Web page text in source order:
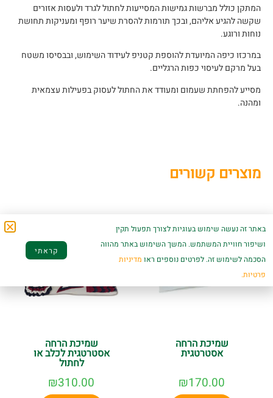
המתקן כולל מברשות גמישות המסייעות לחתול לגרד ולעסות אזורים
שקשה להגיע אליהם, ובכך תורמות להסרת שיער רופף ומעניקות תחושת
נוחות ורוגע.
במרכזו כיפה המיועדת להוספת קטניפ לעידוד השימוש, ובבסיסו משטח
בעל מרקם לעיסוי כפות הרגליים.
מסייע להפחתת שעמום ומעודד את החתול לעסוק בפעילות עצמאית
ומהנה.
מוצרים קשורים
שמיכת הרחה
אסטרטגית
₪170.00
שמיכת הרחה
אסטרטגית לכלב או
לחתול
₪310.00
באתר זה נעשה שימוש בעוגיות לצורך תפעול תקין
ושיפור חוויית המשתמש. המשך השימוש באתר מהווה
הסכמה לשימוש זה. לפרטים נוספים ראו מדיניות
פרטיות.
קראתי